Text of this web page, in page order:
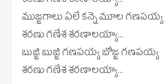
ముజ్జగాలు ఏలే కన్నె మూల గణపయ్య
శరణు గణేశ శరణాలయ్యా...
బుజ్జి బుజ్జి గణపయ్య బోజ్జ గణపయ్య
శరణు గణేశ శరణాలయ్యా...